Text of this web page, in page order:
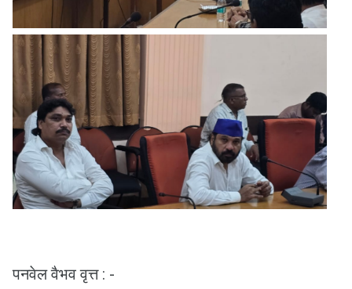
पनवेल वैभव वृत्त : -